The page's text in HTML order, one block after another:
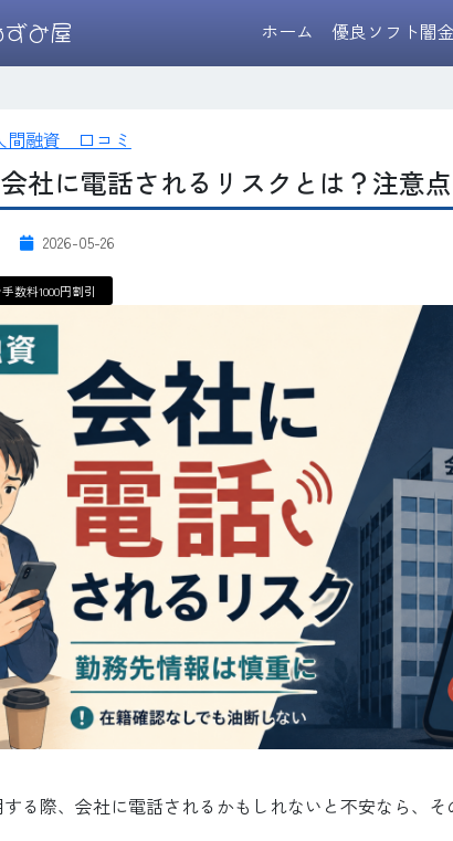
み屋 ホーム 優良ソフト闇
間融資 口コミ
社に電話されるリスクとは？注意
2026-05-26
数料1000円割引
る際、会社に電話されるかもしれないと不安なら、